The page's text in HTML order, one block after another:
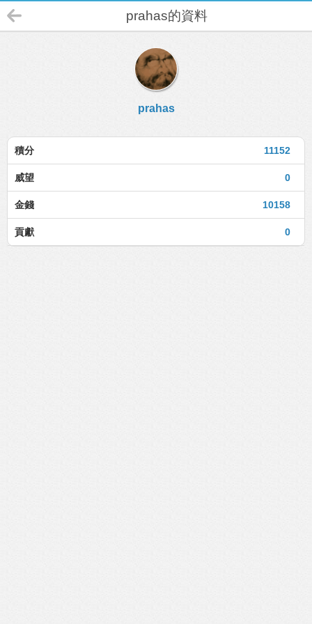
prahas的資料
prahas
11152
積分
0
威望
10158
金錢
0
貢獻